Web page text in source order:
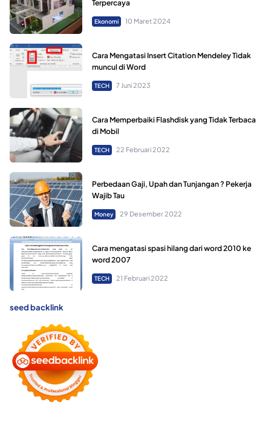
Terpercaya
Ekonomi 10 Maret 2024
Cara Mengatasi Insert Citation Mendeley Tidak
muncul di Word
TECH 7 Juni 2023
Cara Memperbaiki Flashdisk yang Tidak Terbaca
di Mobil
TECH 22 Februari 2022
Perbedaan Gaji, Upah dan Tunjangan ? Pekerja
Wajib Tau
Money 29 Desember 2022
Cara mengatasi spasi hilang dari word 2010 ke
word 2007
TECH 21 Februari 2022
seed backlink